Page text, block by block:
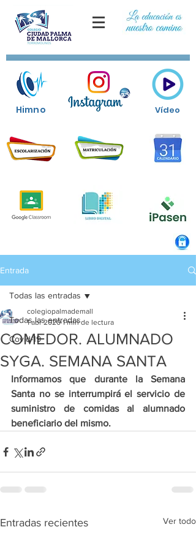
Himno Vídeo
Entrada
Todas las entradas
Covid-19
Todas las entradas
COMEDOR. ALUMNADO
SYGA. SEMANA SANTA
colegiopalmademall
1 abr 2020 1 min de lectura
Informamos que durante la Semana
Santa no se interrumpirá el servicio de
suministro de comidas al alumnado
beneficiario del mismo.
Entradas recientes Ver todo